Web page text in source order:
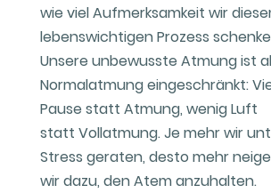
wie viel Aufmerksamkeit wir
lebenswichtigen Prozess
Unsere unbewusste Atmung ist
Normalatmung eingeschränkt:
Pause statt Atmung, wenig Luft
statt Vollatmung. Je mehr wir
Stress geraten, desto mehr
wir dazu, den Atem anzuhalten.